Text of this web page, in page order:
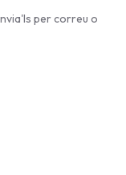
per correu o